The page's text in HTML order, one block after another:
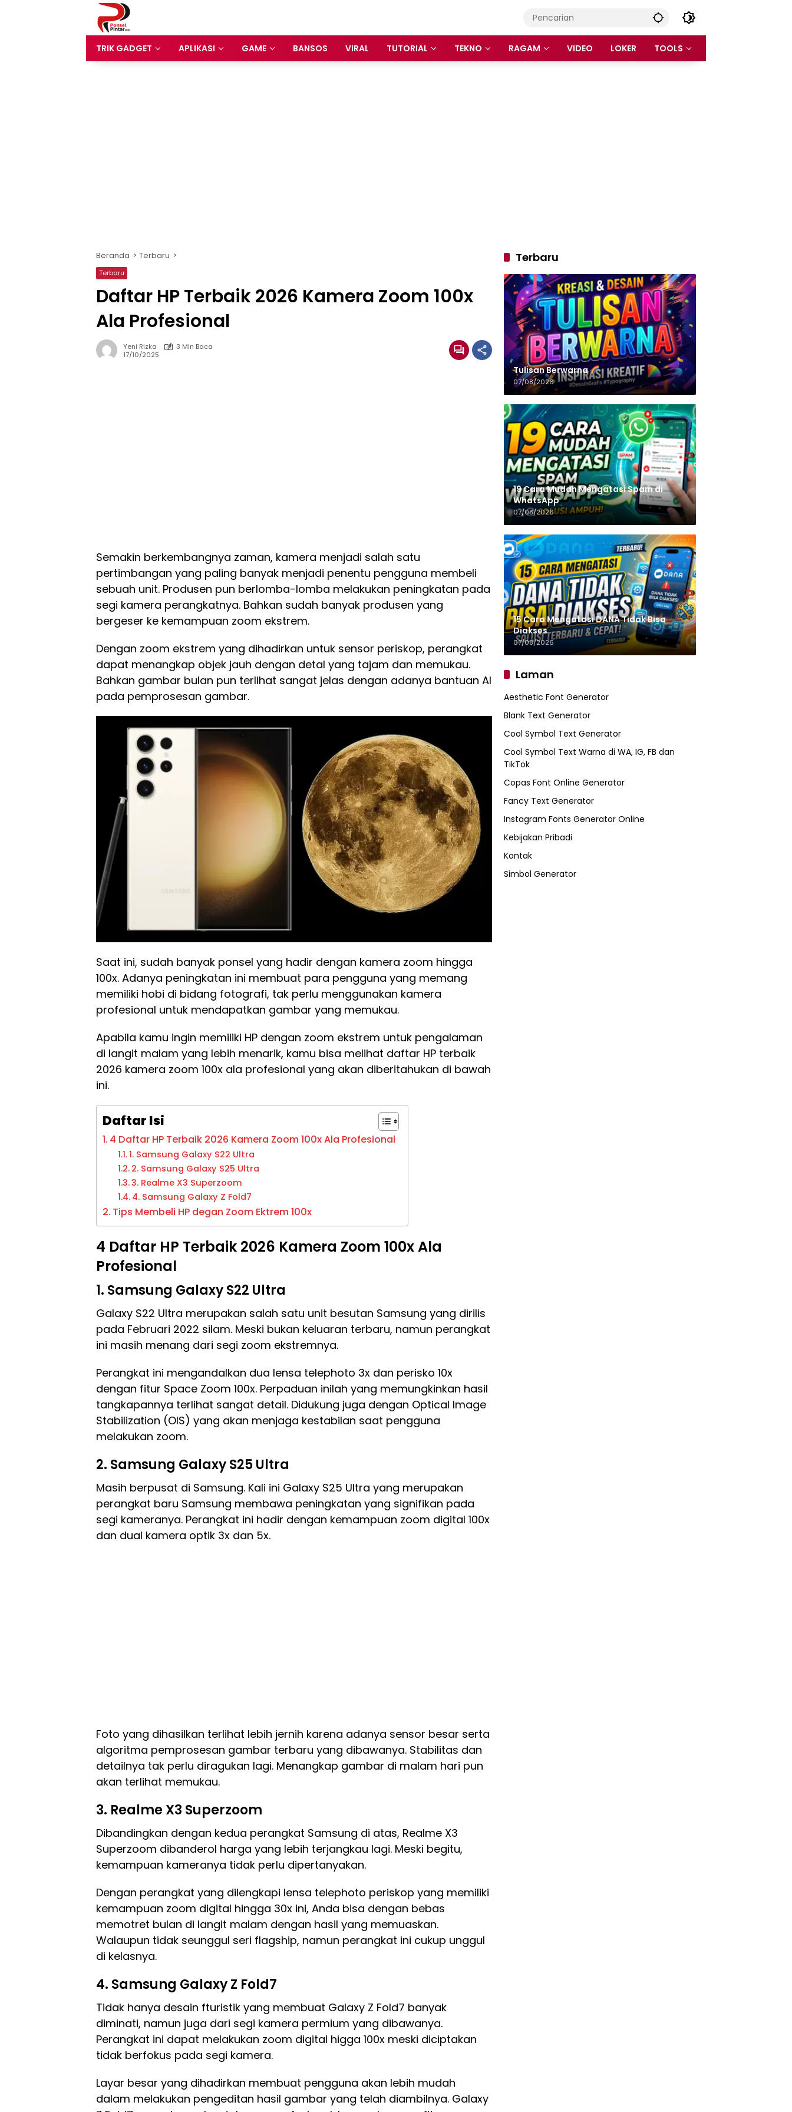
TRIK GADGET
APLIKASI GAME BANSOS VIRAL TUTORIAL TEKNO RAGAM VIDEO LOKER TOOLS
Beranda Terbaru
Terbaru
Daftar HP Terbaik 2026 Kamera Zoom 100x
Ala Profesional
Yeni Rizka
3 Min Baca
17/10/2025
Semakin berkembangnya zaman, kamera menjadi salah satu
pertimbangan yang paling banyak menjadi penentu pengguna membeli
sebuah unit. Produsen pun berlomba-lomba melakukan peningkatan pada
segi kamera perangkatnya. Bahkan sudah banyak produsen yang
bergeser ke kemampuan zoom ekstrem.
Dengan zoom ekstrem yang dihadirkan untuk sensor periskop, perangkat
dapat menangkap objek jauh dengan detal yang tajam dan memukau.
Bahkan gambar bulan pun terlihat sangat jelas dengan adanya bantuan AI
pada pemprosesan gambar.
Saat ini, sudah banyak ponsel yang hadir dengan kamera zoom hingga
100x. Adanya peningkatan ini membuat para pengguna yang memang
memiliki hobi di bidang fotografi, tak perlu menggunakan kamera
profesional untuk mendapatkan gambar yang memukau.
Apabila kamu ingin memiliki HP dengan zoom ekstrem untuk pengalaman
di langit malam yang lebih menarik, kamu bisa melihat daftar HP terbaik
2026 kamera zoom 100x ala profesional yang akan diberitahukan di bawah
ini.
Daftar Isi
4 Daftar HP Terbaik 2026 Kamera Zoom 100x Ala Profesional
1. Samsung Galaxy S22 Ultra
2. Samsung Galaxy S25 Ultra
3. Realme X3 Superzoom
4. Samsung Galaxy Z Fold7
Tips Membeli HP degan Zoom Ektrem 100x
4 Daftar HP Terbaik 2026 Kamera Zoom 100x Ala
Profesional
1. Samsung Galaxy S22 Ultra
Galaxy S22 Ultra merupakan salah satu unit besutan Samsung yang dirilis
pada Februari 2022 silam. Meski bukan keluaran terbaru, namun perangkat
ini masih menang dari segi zoom ekstremnya.
Perangkat ini mengandalkan dua lensa telephoto 3x dan perisko 10x
dengan fitur Space Zoom 100x. Perpaduan inilah yang memungkinkan hasil
tangkapannya terlihat sangat detail. Didukung juga dengan Optical Image
Stabilization (OIS) yang akan menjaga kestabilan saat pengguna
melakukan zoom.
2. Samsung Galaxy S25 Ultra
Masih berpusat di Samsung. Kali ini Galaxy S25 Ultra yang merupakan
perangkat baru Samsung membawa peningkatan yang signifikan pada
segi kameranya. Perangkat ini hadir dengan kemampuan zoom digital 100x
dan dual kamera optik 3x dan 5x.
Foto yang dihasilkan terlihat lebih jernih karena adanya sensor besar serta
algoritma pemprosesan gambar terbaru yang dibawanya. Stabilitas dan
detailnya tak perlu diragukan lagi. Menangkap gambar di malam hari pun
akan terlihat memukau.
3. Realme X3 Superzoom
Dibandingkan dengan kedua perangkat Samsung di atas, Realme X3
Superzoom dibanderol harga yang lebih terjangkau lagi. Meski begitu,
kemampuan kameranya tidak perlu dipertanyakan.
Dengan perangkat yang dilengkapi lensa telephoto periskop yang memiliki
kemampuan zoom digital hingga 30x ini, Anda bisa dengan bebas
memotret bulan di langit malam dengan hasil yang memuaskan.
Walaupun tidak seunggul seri flagship, namun perangkat ini cukup unggul
di kelasnya.
4. Samsung Galaxy Z Fold7
Tidak hanya desain fturistik yang membuat Galaxy Z Fold7 banyak
diminati, namun juga dari segi kamera permium yang dibawanya.
Perangkat ini dapat melakukan zoom digital higga 100x meski diciptakan
tidak berfokus pada segi kamera.
Layar besar yang dihadirkan membuat pengguna akan lebih mudah
dalam melakukan pengeditan hasil gambar yang telah diambilnya. Galaxy
Terbaru
Tulisan‌‌‌‌‌‌‌‌‌‌‌‌‌‌‌‌ Berwarna
07/08/2026
19 Cara Mudah Mengatasi Spam di
WhatsApp
07/08/2026
15 Cara Mengatasi DANA Tidak Bisa
Diakses
07/08/2026
Laman
Aesthetic Font Generator
Blank Text Generator
Cool Symbol Text Generator
Cool Symbol Text Warna di WA, IG, FB dan
TikTok
Copas Font Online Generator
Fancy Text Generator
Instagram Fonts Generator Online
Kebijakan Pribadi
Kontak
Simbol Generator